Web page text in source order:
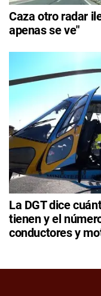
Caza otro radar
apenas se ve"
La DGT dice
tienen y el
conductores y